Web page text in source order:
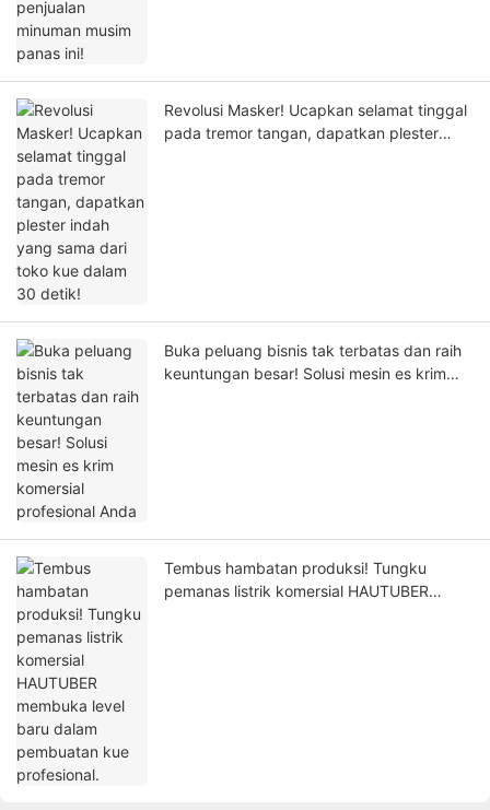
Revolusi Masker! Ucapkan selamat tinggal
pada tremor tangan, dapatkan plester
Buka peluang bisnis tak terbatas dan raih
keuntungan besar! Solusi mesin es krim
Tembus hambatan produksi! Tungku
pemanas listrik komersial HAUTUBER